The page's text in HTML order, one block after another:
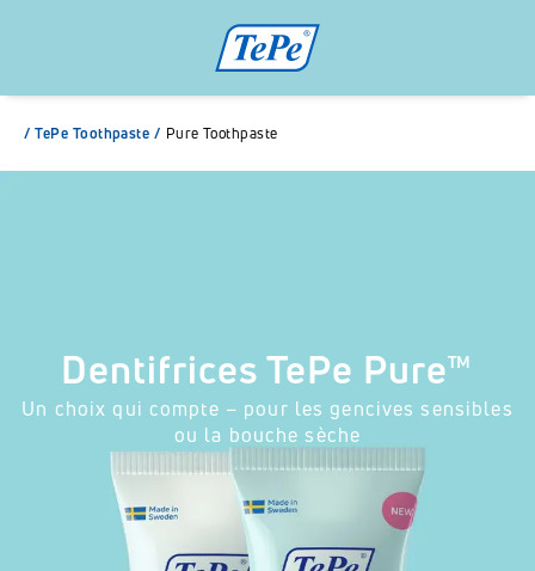
/ TePe Toothpaste / Pure Toothpaste
Dentifrices TePe Pure™
Un choix qui compte – pour les gencives sensibles
ou la bouche sèche